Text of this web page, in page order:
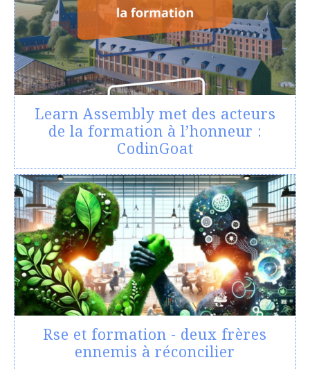
Learn Assembly met des acteurs
de la formation à l’honneur :
CodinGoat
Rse et formation - deux frères
ennemis à réconcilier